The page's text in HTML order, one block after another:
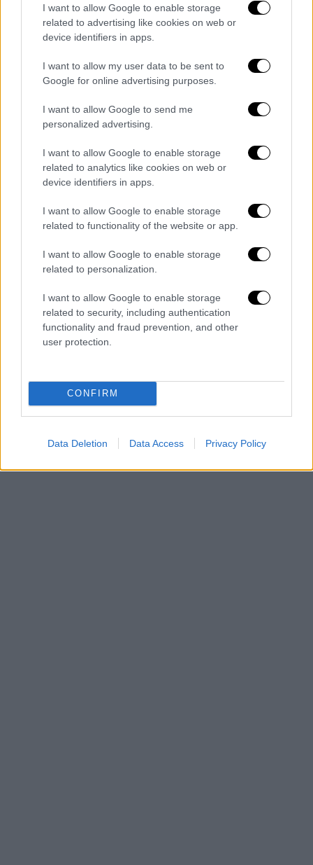
I want to allow Google to enable storage
related to advertising like cookies on web or
device identifiers in apps.
I want to allow my user data to be sent to
Google for online advertising purposes.
I want to allow Google to send me
personalized advertising.
I want to allow Google to enable storage
related to analytics like cookies on web or
device identifiers in apps.
I want to allow Google to enable storage
related to functionality of the website or app.
I want to allow Google to enable storage
related to personalization.
I want to allow Google to enable storage
related to security, including authentication
functionality and fraud prevention, and other
user protection.
CONFIRM
Data Deletion Data Access Privacy Policy
ARTICOLI CORRELATI ALTRO DALL'AUTORE
VIDEO/ L’addio a Luca Esposito, è l’ora
di far prevalere il silenzio
Omicidio Esposito, domani i funerali:
l’inchiesta cerca ancora un possibile
Stadio Maradona: presentato il
UEFA EURO 2032
- Pubblicità -